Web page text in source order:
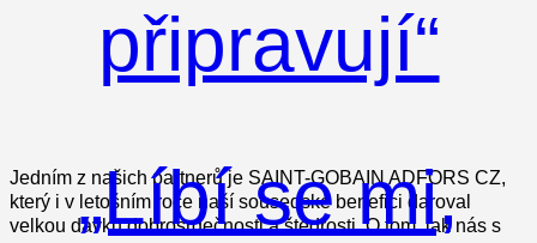
připravují“
Jedním z našich partnerů je SAINT-GOBAIN ADFORS CZ,
který i v letošním roce naší sousedské benefici daroval
velkou dávku dobrosrdečnosti a štědrosti. O tom, jak nás s
„Líbí se mi,